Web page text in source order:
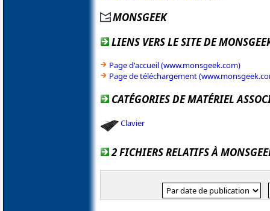
MONSGEEK
LIENS VERS LE SITE DE
Page d'accueil (www.monsgeek.com)
Page de téléchargement
CATÉGORIES DE MATÉRIEL
Clavier
2 FICHIERS RELATIFS À